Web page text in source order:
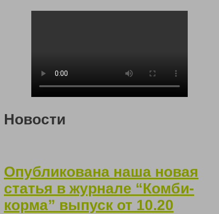
Новости
Опубликована наша новая
статья в журнале “Комби-
корма” выпуск от 10.20